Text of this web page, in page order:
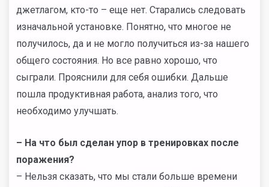
джетлагом, кто-то – еще нет. Старались следовать
изначальной установке. Понятно, что многое не
получилось, да и не могло получиться из-за нашего
общего состояния. Но все равно хорошо, что
сыграли. Прояснили для себя ошибки. Дальше
пошла продуктивная работа, анализ того, что
необходимо улучшать.
– На что был сделан упор в тренировках после
поражения?
– Нельзя сказать, что мы стали больше времени